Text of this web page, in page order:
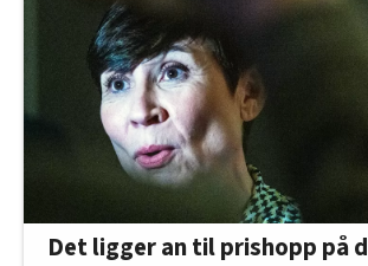
Det ligger an til prishopp på